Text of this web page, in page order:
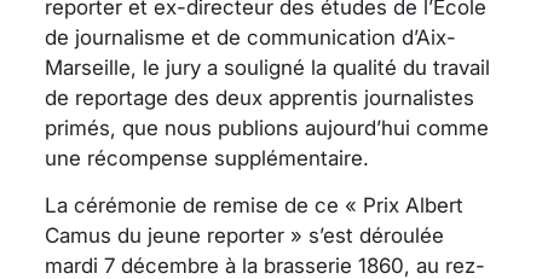
reporter et ex-directeur des études de l’Ecole
de journalisme et de communication d’Aix-
Marseille, le jury a souligné la qualité du travail
de reportage des deux apprentis journalistes
primés, que nous publions aujourd’hui comme
une récompense supplémentaire.
La cérémonie de remise de ce « Prix Albert
Camus du jeune reporter » s’est déroulée
mardi 7 décembre à la brasserie 1860, au rez-